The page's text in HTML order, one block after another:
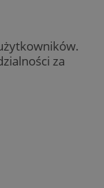
za